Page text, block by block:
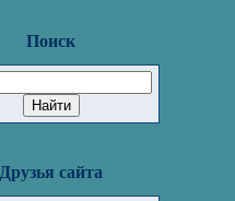
Поиск
Друзья сайта